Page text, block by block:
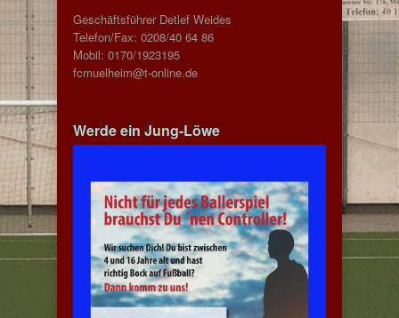
Geschäftsführer Detlef Weides
Telefon/Fax: 0208/40 64 86
Mobil: 0170/1923195
fcmuelheim@t-online.de
Werde ein Jung-Löwe